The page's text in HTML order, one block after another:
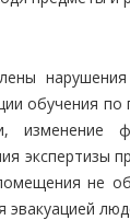
обучения
изменение
экспертизы
не
эвакуацией